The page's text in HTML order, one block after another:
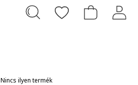
Nincs ilyen termék